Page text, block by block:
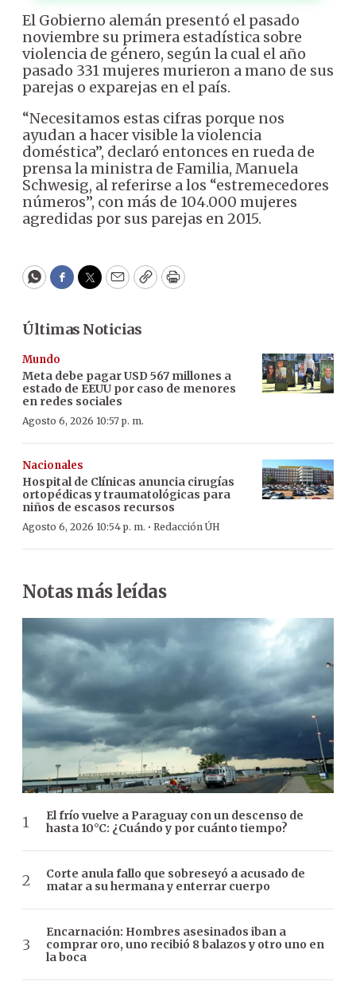
El Gobierno alemán presentó el pasado
noviembre su primera estadística sobre
violencia de género, según la cual el año
pasado 331 mujeres murieron a mano de sus
parejas o exparejas en el país.
“Necesitamos estas cifras porque nos
ayudan a hacer visible la violencia
doméstica”, declaró entonces en rueda de
prensa la ministra de Familia, Manuela
Schwesig, al referirse a los “estremecedores
números”, con más de 104.000 mujeres
agredidas por sus parejas en 2015.
WhatsApp
Facebook
Twitter
EmailCopyPrint
Últimas Noticias
Mundo
Meta debe pagar USD 567 millones a
estado de EEUU por caso de menores
en redes sociales
Agosto 6, 2026 10:57 p. m.
Nacionales
Hospital de Clínicas anuncia cirugías
ortopédicas y traumatológicas para
niños de escasos recursos
Agosto 6, 2026 10:54 p. m. · Redacción ÚH
Notas más leídas
El frío vuelve a Paraguay con un descenso de
hasta 10°C: ¿Cuándo y por cuánto tiempo?
Corte anula fallo que sobreseyó a acusado de
matar a su hermana y enterrar cuerpo
Encarnación: Hombres asesinados iban a
comprar oro, uno recibió 8 balazos y otro uno en
la boca